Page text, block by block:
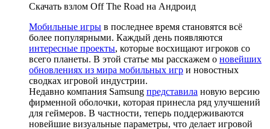
Скачать взлом Off The Road на Андроид
Мобильные игры в последнее время становятся всё
более популярными. Каждый день появляются
интересные проекты, которые восхищают игроков со
всего планеты. В этой статье мы расскажем о новейших
обновлениях из мира мобильных игр и новостных
сводках игровой индустрии.
Недавно компания Samsung представила новую версию
фирменной оболочки, которая принесла ряд улучшений
для геймеров. В частности, теперь поддерживаются
новейшие визуальные параметры, что делает игровой